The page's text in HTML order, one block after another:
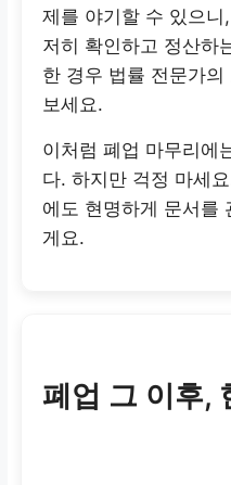
제를 야기할 수 있으
저히 확인하고 정산하
한 경우 법률 전문가
보세요.
이처럼 폐업 마무리에
다. 하지만 걱정 마세
에도 현명하게 문서를
게요.
폐업 그 이후,